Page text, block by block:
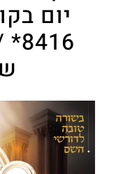
יום